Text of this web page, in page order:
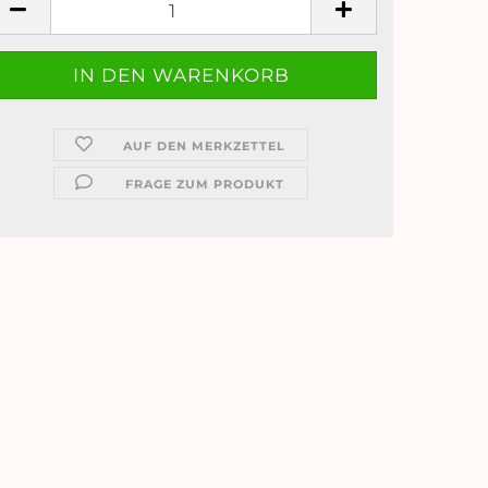
AUF DEN MERKZETTEL
FRAGE ZUM PRODUKT